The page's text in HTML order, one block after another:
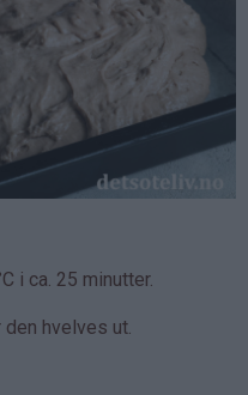
i ca. 25 minutter.
hvelves ut.